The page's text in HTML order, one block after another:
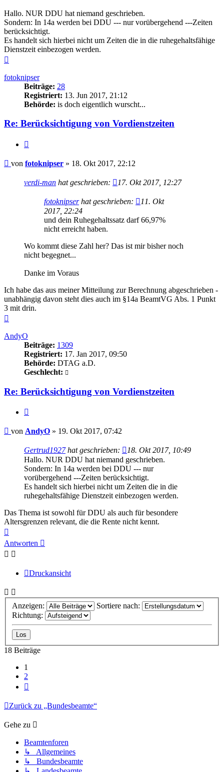
Hallo. NUR DDU hat niemand geschrieben.
Sondern: In 14a werden bei DDU --- nur vorübergehend ---Zeiten
berücksichtigt.
Es handelt sich hierbei nicht um Zeiten die in die ruhegehaltsfähige
Dienstzeit einbezogen werden.
fotoknipser
Beiträge: 28
Registriert: 13. Jun 2017, 21:12
Behörde: is doch eigentlich wurscht...
Re: Berücksichtigung von Vordienstzeiten
Beitrag
von fotoknipser » 18. Okt 2017, 22:12
verdi-man hat geschrieben: 17. Okt 2017, 12:27
fotoknipserhat geschrieben:
11. Okt
2017, 22:24
und dein Ruhegehaltssatz darf 66,97%
nicht erreicht haben.
Wo kommt diese Zahl her? Das ist mir bisher noch
nicht begegnet...
Danke im Voraus
Ich habe das aus meiner Mitteilung zur Berechnung abgeschrieben -
unabhängig davon steht dies auch im §14a BeamtVG Abs. 1 Punkt
3 mit drin.
AndyO
Beiträge: 1309
Registriert: 17. Jan 2017, 09:50
Behörde: DTAG a.D.
Geschlecht:
Re: Berücksichtigung von Vordienstzeiten
Beitrag
von AndyO » 19. Okt 2017, 07:42
Gertrud1927hat geschrieben:
18. Okt 2017, 10:49
Hallo. NUR DDU hat niemand geschrieben.
Sondern: In 14a werden bei DDU --- nur
vorübergehend ---Zeiten berücksichtigt.
Es handelt sich hierbei nicht um Zeiten die in die
ruhegehaltsfähige Dienstzeit einbezogen werden.
Das Thema ist sowohl für DDU als auch für besondere
Altersgrenzen relevant, die die Rente nicht kennt.
oben
Antworten
Druckansicht
Anzeigen:
Sortiere nach:
Richtung:
18 Beiträge
1
2
Zurück zu „Bundesbeamte“
Gehe zu
Beamtenforen
↳ Allgemeines
↳ Bundesbeamte